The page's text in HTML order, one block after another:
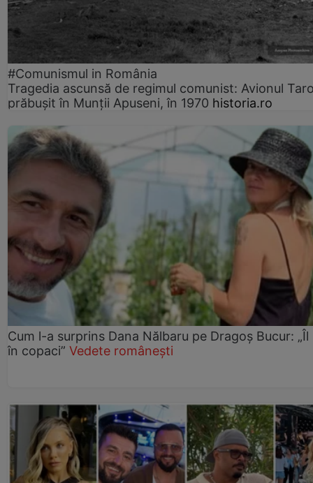
#Comunismul in România
Tragedia ascunsă de regimul comunist: Avionul
prăbușit în Munții Apuseni, în 1970 historia.ro
Cum l-a surprins Dana Nălbaru pe Dragoș Bucur: „Îl
în copaci” Vedete românești